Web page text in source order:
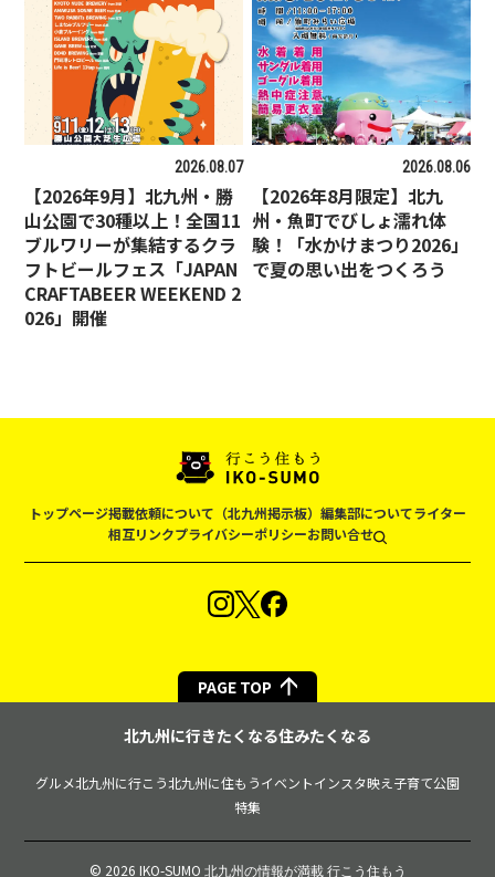
2026.08.07
【2026年9月】北九州・勝
山公園で30種以上！全国11
ブルワリーが集結するクラ
フトビールフェス「JAPAN
CRAFTABEER WEEKEND 2
026」開催
2026.08.06
【2026年8月限定】北九
州・魚町でびしょ濡れ体
験！「水かけまつり2026」
で夏の思い出をつくろう
トップページ掲載依頼について（北九州掲示板） 編集部についてライター
相互リンクプライバシーポリシーお問い合せ
PAGE TOP
北九州に行きたくなる住みたくなる
グルメ北九州に行こう北九州に住もうイベントインスタ映え 子育て公園
特集
© 2026 IKO-SUMO 北九州の情報が満載 行こう住もう